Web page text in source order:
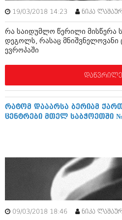
აპრილი 2012 (294)
თებერვალი 2012 (376)
იანვარი 2012 (322)
ნოემბერი 2011 (471)
სექტემბერი 2011 (407)
აგვისტო 2011 (249)
ივლისი 2011 (400)
ივნისი 2011 (438)
მაისი 2011 (415)
აპრილი 2011 (294)
დეკემბერი 2010 (881)
ნოემბერი 2010 (422)
ოქტომბერი 2010 (341)
სექტემბერი 2010 (449)
ივლისი 2010 (556)
19/03/2018 14:23 ნიკა
რა საიდუმლო წერილი მისწერა
დეგოლს, რასაც მნიშვნელოვანი
ევროპაში
რატომ დააარსა ბერიამ
ცენტრები მთელ საბჭოეთში
09/03/2018 18:46 ნიკა